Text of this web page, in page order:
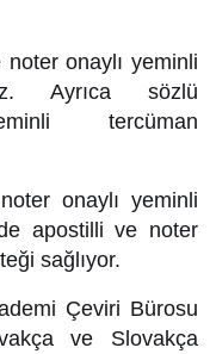
onaylı yeminli
Ayrıca sözlü
tercüman
onaylı yeminli
apostilli ve noter
sağlıyor.
Çeviri Bürosu
ve Slovakça